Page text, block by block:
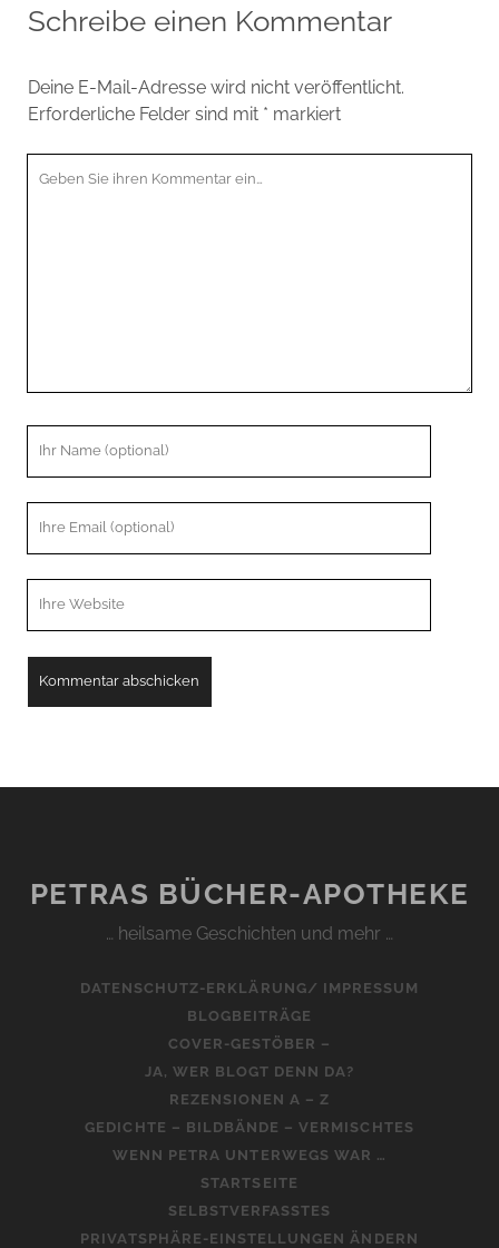
Schreibe einen Kommentar
Deine E-Mail-Adresse wird nicht veröffentlicht.
Erforderliche Felder sind mit * markiert
PETRAS BÜCHER-APOTHEKE
… heilsame Geschichten und mehr …
DATENSCHUTZ-ERKLÄRUNG/ IMPRESSUM
BLOGBEITRÄGE
COVER-GESTÖBER –
JA, WER BLOGT DENN DA?
REZENSIONEN A – Z
GEDICHTE – BILDBÄNDE – VERMISCHTES
WENN PETRA UNTERWEGS WAR …
STARTSEITE
SELBSTVERFASSTES
PRIVATSPHÄRE-EINSTELLUNGEN ÄNDERN